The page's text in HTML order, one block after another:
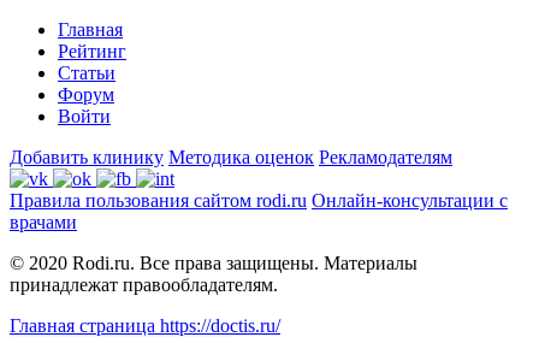
Главная
Рейтинг
Статьи
Форум
Войти
Добавить клинику Методика оценок Рекламодателям
Правила пользования сайтом rodi.ru Онлайн-консультации с
врачами
© 2020 Rodi.ru. Все права защищены. Материалы
принадлежат правообладателям.
Главная страница https://doctis.ru/